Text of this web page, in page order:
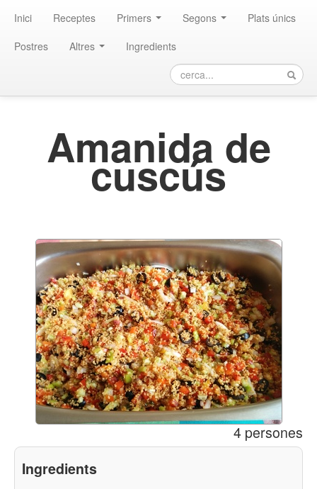
Inici Receptes Primers Segons
Plats únics
Postres
Altres Ingredients
Amanida de
cuscús
4 persones
Ingredients